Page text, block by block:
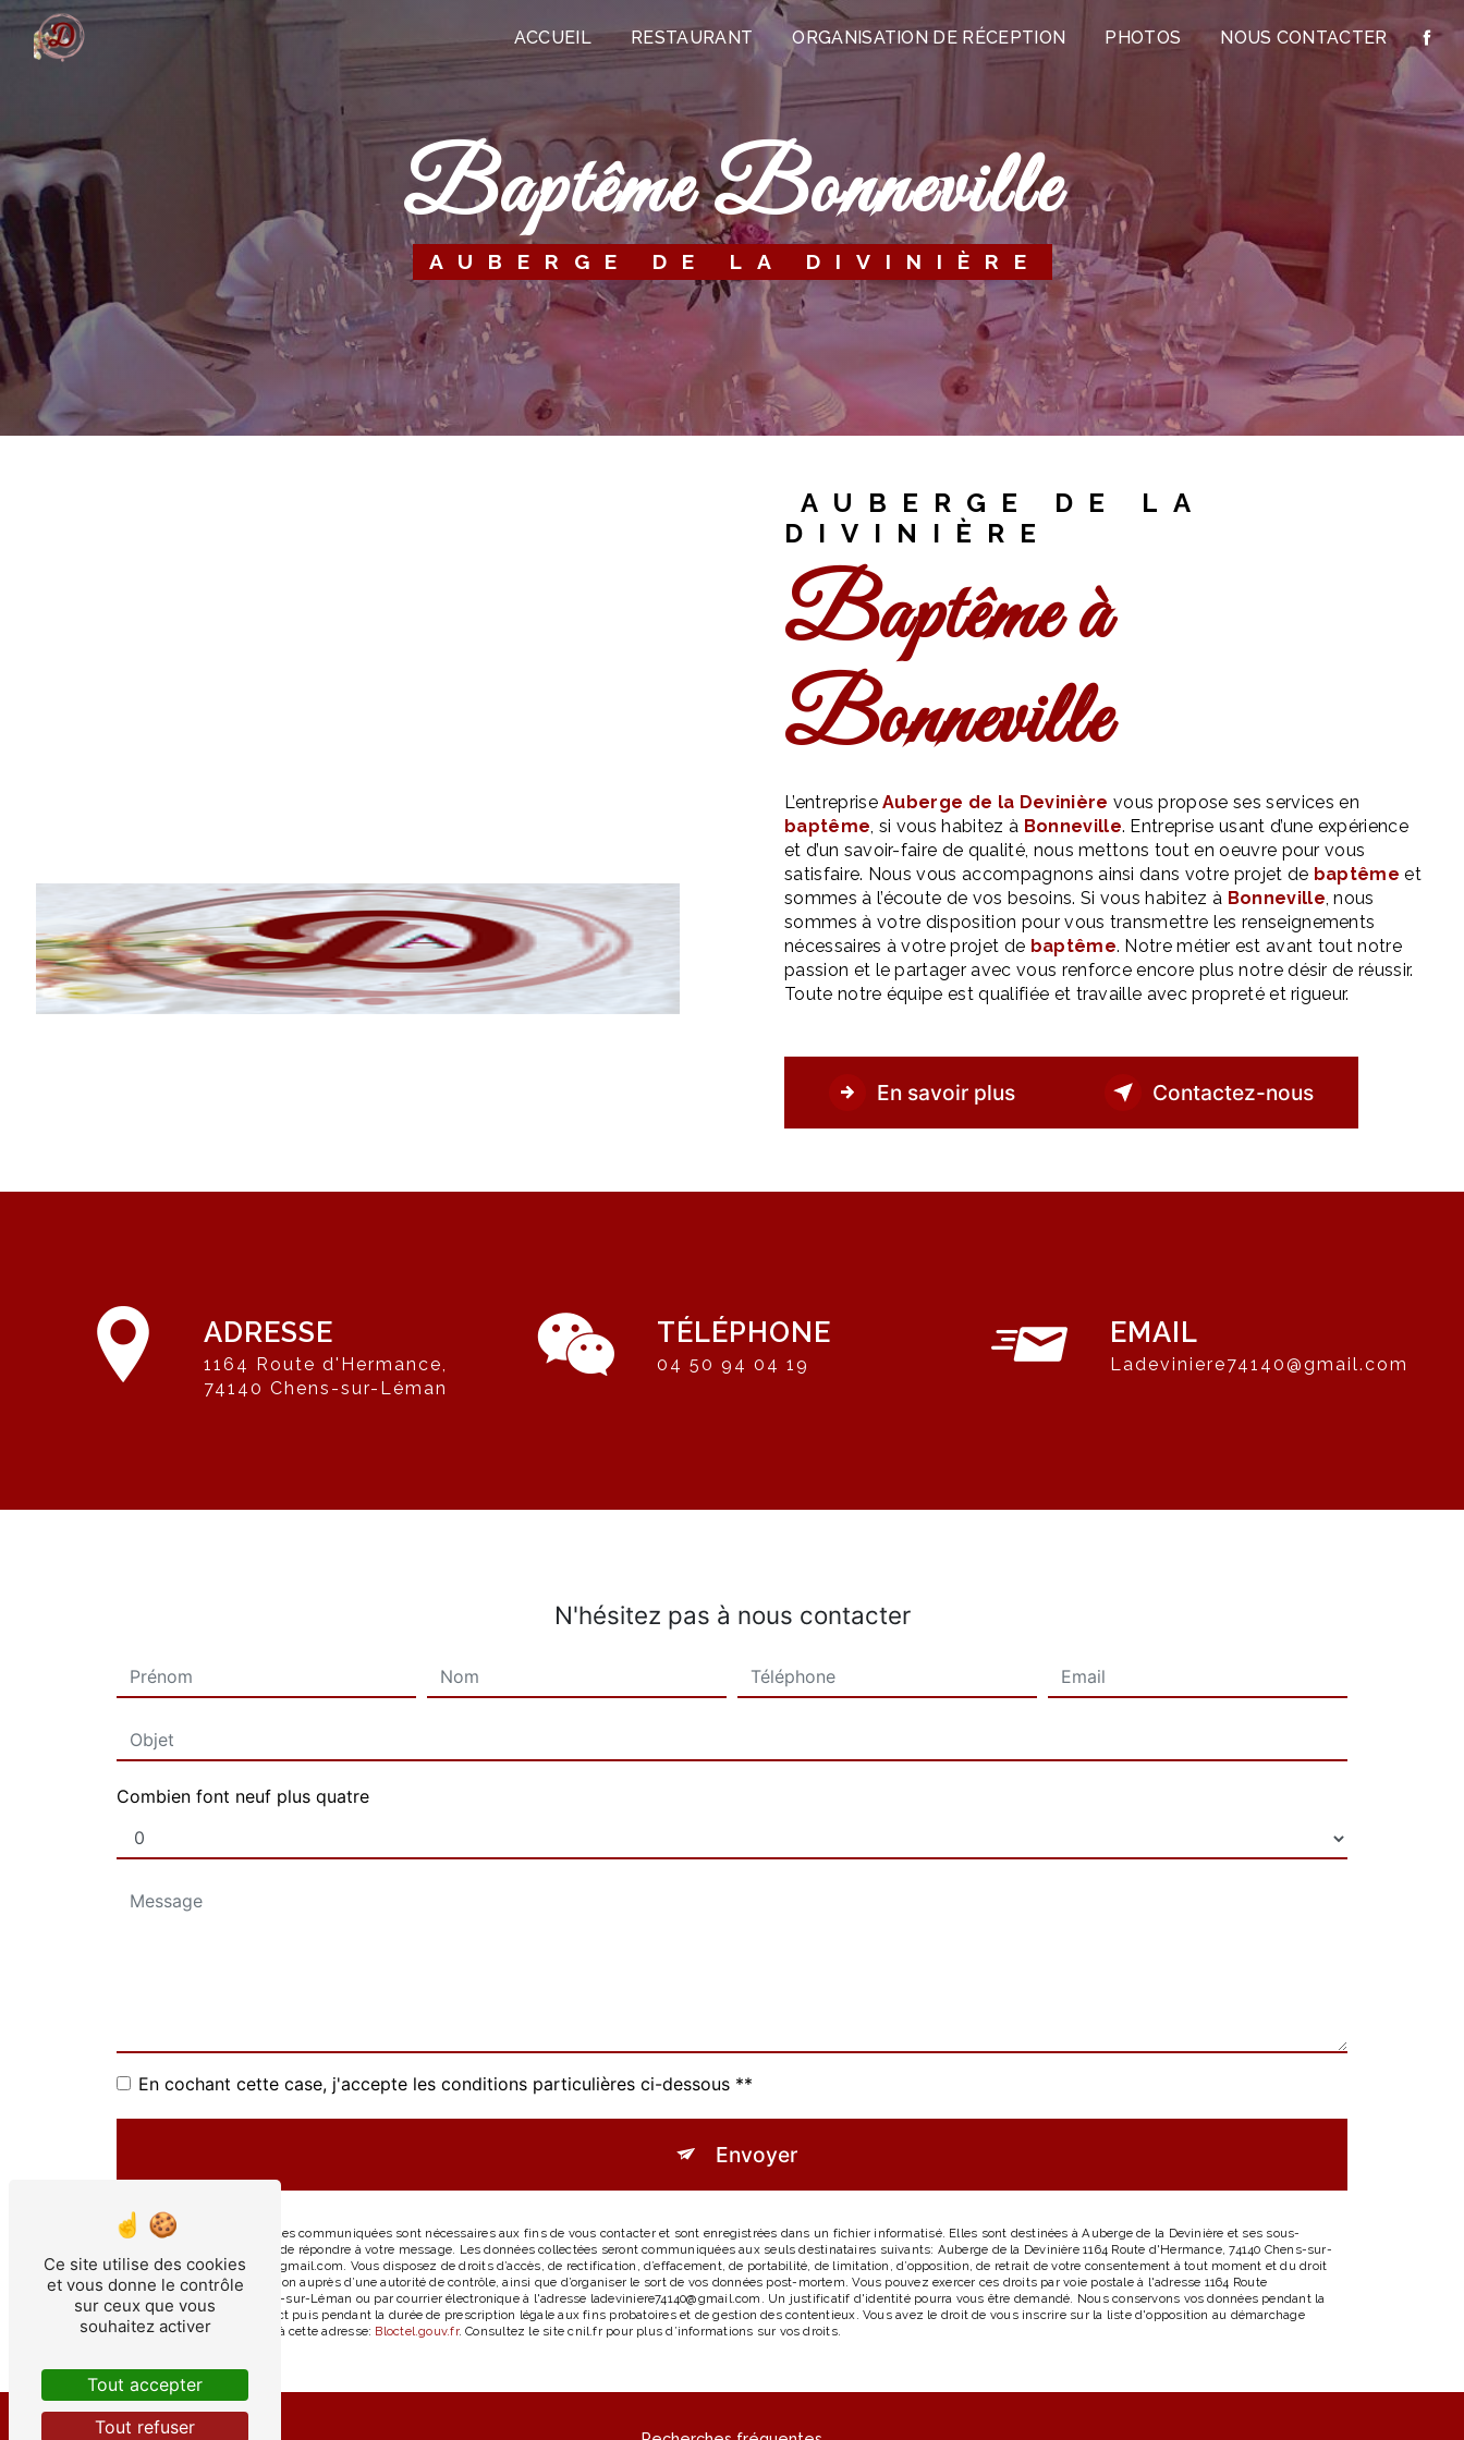
ACCUEIL RESTAURANT ORGANISATION DE RÉCEPTION PHOTOS NOUS CONTACTER
baptême Bonneville
AUBERGE DE LA DIVINIÈRE
AUBERGE DE LA
DIVINIÈRE
baptême à
Bonneville
L’entrepriseAuberge de la Devinière vous propose ses services en
baptême, si vous habitez à Bonneville. Entreprise usant d’une expérience
et d’un savoir-faire de qualité, nous mettons tout en oeuvre pour vous
satisfaire. Nous vous accompagnons ainsi dans votre projet de baptême et
sommes à l’écoute de vos besoins. Si vous habitez à Bonneville, nous
sommes à votre disposition pour vous transmettre les renseignements
nécessaires à votre projet de baptême. Notre métier est avant tout notre
passion et le partager avec vous renforce encore plus notre désir de réussir.
Toute notre équipe est qualifiée et travaille avec propreté et rigueur.
En savoir plus Contactez-nous
ADRESSE
1164 Route d'Hermance,
74140 Chens-sur-Léman
TÉLÉPHONE
04 50 94 04 19
EMAIL
ladeviniere74140@gmail.com
N'hésitez pas à nous contacter
Combien font neuf plus quatre
En cochant cette case, j'accepte les conditions particulières ci-dessous **
Envoyer
** Les données personnelles communiquées sont nécessaires aux fins de vous contacter et sont enregistrées dans un fichier informatisé. Elles sont destinées à Auberge de la Devinière et ses sous-
traitants dans le seul but de répondre à votre message. Les données collectées seront communiquées aux seuls destinataires suivants: Auberge de la Devinière 1164 Route d'Hermance, 74140 Chens-sur-
Léman ladeviniere74140@gmail.com. Vous disposez de droits d’accès, de rectification, d’effacement, de portabilité, de limitation, d’opposition, de retrait de votre consentement à tout moment et du droit
d’introduire une réclamation auprès d’une autorité de contrôle, ainsi que d’organiser le sort de vos données post-mortem. Vous pouvez exercer ces droits par voie postale à l'adresse 1164 Route
d'Hermance, 74140 Chens-sur-Léman ou par courrier électronique à l'adresse ladeviniere74140@gmail.com. Un justificatif d'identité pourra vous être demandé. Nous conservons vos données pendant la
période de prise de contact puis pendant la durée de prescription légale aux fins probatoires et de gestion des contentieux. Vous avez le droit de vous inscrire sur la liste d'opposition au démarchage
téléphonique, disponible à cette adresse:
Bloctel.gouv.fr. Consultez le site cnil.fr pour plus d’informations sur vos droits.
Panneau de gestion des cookies
Ce site utilise des cookies
et vous donne le contrôle
sur ceux que vous
souhaitez activer
Tout accepter
Tout refuser